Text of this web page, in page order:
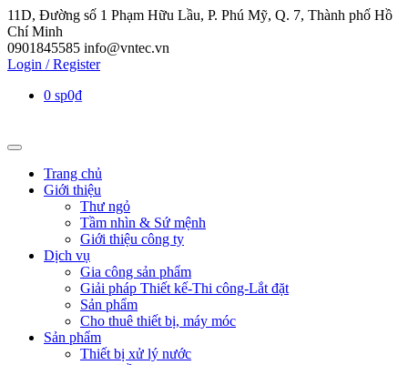
11D, Đường số 1 Phạm Hữu Lầu, P. Phú Mỹ, Q. 7, Thành phố Hồ
Chí Minh
0901845585 info@vntec.vn
Login / Register
0 sp0₫
Trang chủ
Giới thiệu
Thư ngỏ
Tầm nhìn & Sứ mệnh
Giới thiệu công ty
Dịch vụ
Gia công sản phẩm
Giải pháp Thiết kế-Thi công-Lắt đặt
Sản phẩm
Cho thuê thiết bị, máy móc
Sản phẩm
Thiết bị xử lý nước